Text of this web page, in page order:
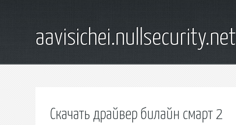
aavisichei.nullsecurity.net
Скачать драйвер билайн смарт 2